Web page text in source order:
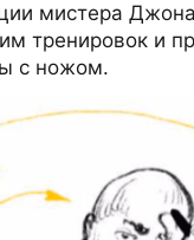
мистера
тренировок и
с ножом.